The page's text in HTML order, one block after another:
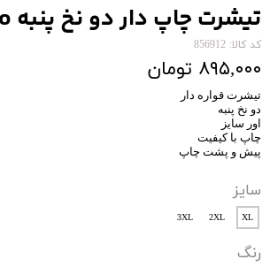
تیشرت چاپ دار دو نخ پنبه alo
کد کالا: 856912
۸۹۵,۰۰۰ تومان
تیشرت قواره دار
دو نخ پنبه
اور سایز
چاپ با کیفیت
پیش و پشت چاپ
سایز
XL
2XL
3XL
رنگ